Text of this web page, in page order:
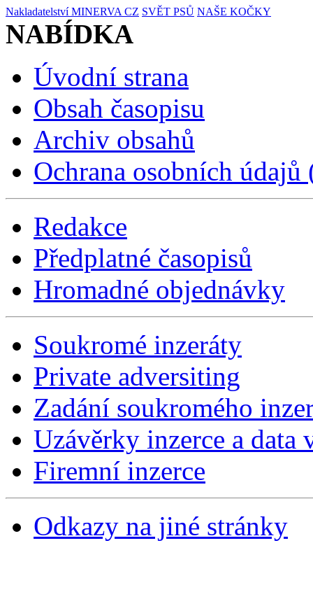
Nakladatelství MINERVA CZ SVĚT PSŮ NAŠE KOČKY
NABÍDKA
Úvodní strana
Obsah časopisu
Archiv obsahů
Ochrana osobních údajů
Redakce
Předplatné časopisů
Hromadné objednávky
Soukromé inzeráty
Private adversiting
Zadání soukromého
Uzávěrky inzerce a data
Firemní inzerce
Odkazy na jiné stránky